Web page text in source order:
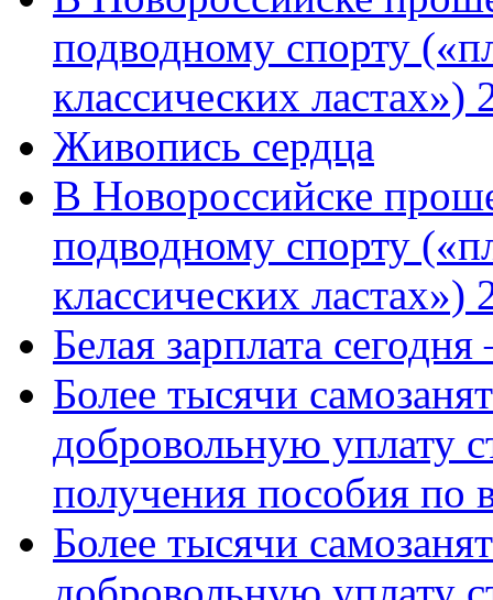
подводному спорту
классических
Живопись сердца
В Новороссийске
подводному спорту
классических ластах»)
Белая зарплата
Более тысячи
добровольную уплату
получения пособия по
Более тысячи